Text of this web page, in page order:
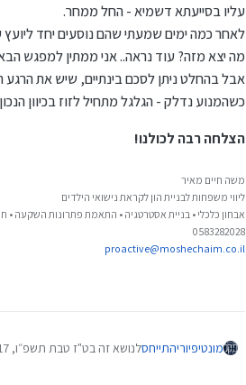
עליו בסייעתא דשמיא - החל ממחר.
לאחר כמה ימים שמעתי שהם נוסעים יחד
מה יצא מזה? עוד נראה.. אני ממתין למפגש
אבל בהחלט ניתן לסכם בינתיים, שיש את
כשהמנוע נדלק - הגלגל מתחיל לזוז בכיוון
הצלחה רבה לכולנו!
משה חיים מאיר
ליווי משפחות לבניית הון לקראת נישואי הילדים
אבחון כלכלי • בניית אסטרטגיה • התאמת פתרונות השקעה •
0583282028
proactive@moshechaim.co.il
מונטיפיוריהתייחסלנושא זה בט"ז טבת תשפ״ו, 18:17